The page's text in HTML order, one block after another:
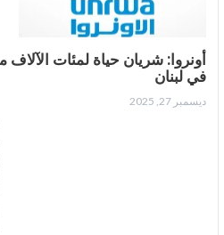
أونروا: شريان حياة لمئات الآلاف
في لبنان
ديسمبر 27, 2025